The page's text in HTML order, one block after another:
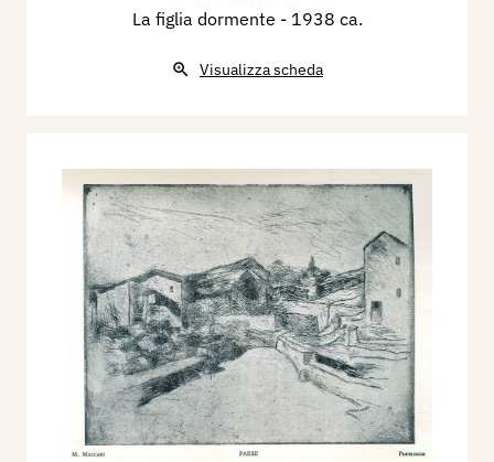
La figlia dormente - 1938 ca.
Visualizza scheda